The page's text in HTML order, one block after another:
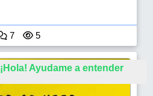
¡Hola! Ayudame a entender
7 5